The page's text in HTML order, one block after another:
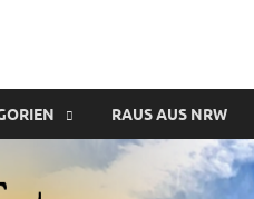
RAUS AUS NRW